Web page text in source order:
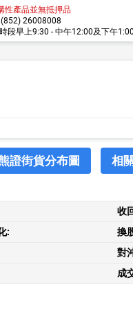
性產品並無抵押品
26008008
段早上9:30 - 中午12:00及下午
證街貨分布圖 相
收
:
換
對
成